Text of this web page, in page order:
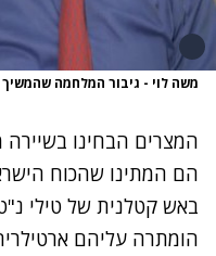
משה לוי - גיבור המלחמה שהמשיך
המצרים הבחינו
הם המתינו שהכוח
הומתרה עליהם